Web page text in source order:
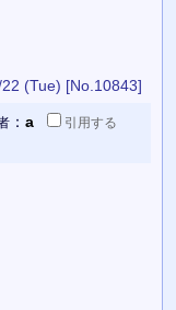
(Tue) [No.10843]
： a 引用する